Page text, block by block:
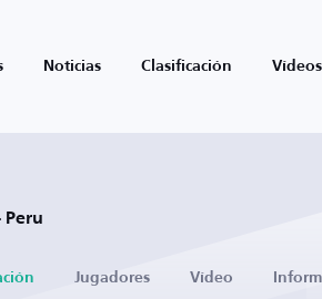
Noticias Clasificación Vídeos
Peru
Jugadores Vídeo